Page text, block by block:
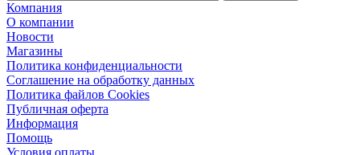
Компания
О компании
Новости
Магазины
Политика конфиденциальности
Соглашение на обработку данных
Политика файлов Cookies
Публичная оферта
Информация
Помощь